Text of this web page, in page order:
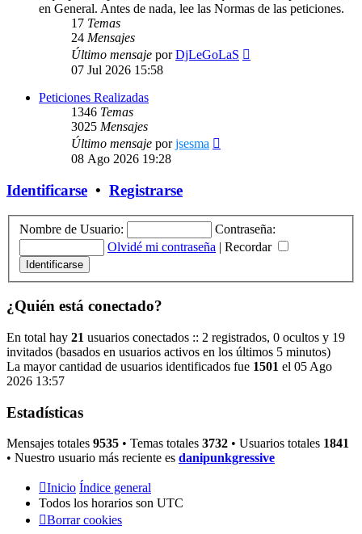
en General. Antes de nada, lee las Normas de las peticiones.
17 Temas
24 Mensajes
Último mensaje porDjLeGoLaS
07 Jul 2026 15:58
Peticiones Realizadas
1346 Temas
3025 Mensajes
Último mensaje porjsesma
08 Ago 2026 19:28
Identificarse • Registrarse
Nombre de Usuario:
Contraseña:
Olvidé mi contraseña | Recordar
¿Quién está conectado?
En total hay 21 usuarios conectados :: 2 registrados, 0 ocultos y 19
invitados (basados en usuarios activos en los últimos 5 minutos)
La mayor cantidad de usuarios identificados fue 1501 el 05 Ago
2026 13:57
Estadísticas
Mensajes totales 9535 • Temas totales 3732 • Usuarios totales 1841
• Nuestro usuario más reciente es danipunkgressive
Inicio Índice general
Todos los horarios son UTC
Borrar cookies